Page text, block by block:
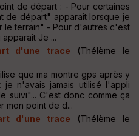
de départ : - Pour certaines
de départ" apparait lorsque je
le terrain" - Pour d'autres c'est
Je ...
d'une trace (Thélème le
que ma montre gps après y
n'avais jamais utilisé l'appli
suivi"... C'est donc comme ça
mon point de d...
d'une trace (Thélème le